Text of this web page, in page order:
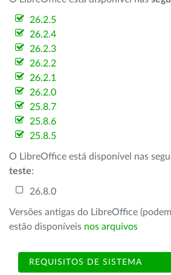
26.2.5
26.2.4
26.2.3
26.2.2
26.2.1
26.2.0
25.8.7
25.8.6
25.8.5
O LibreOffice está disponível nas
teste:
26.8.0
Versões antigas do LibreOffice
estão disponíveis nos arquivos
REQUISITOS DE SISTEMA